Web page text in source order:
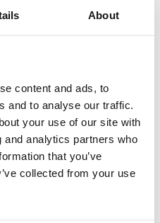
About
content and ads, to
and to analyse our traffic.
your use of our site with
analytics partners who
that you’ve
collected from your use
spożywczych
wybierasz samodzielnie!
Fabrykę Lodów